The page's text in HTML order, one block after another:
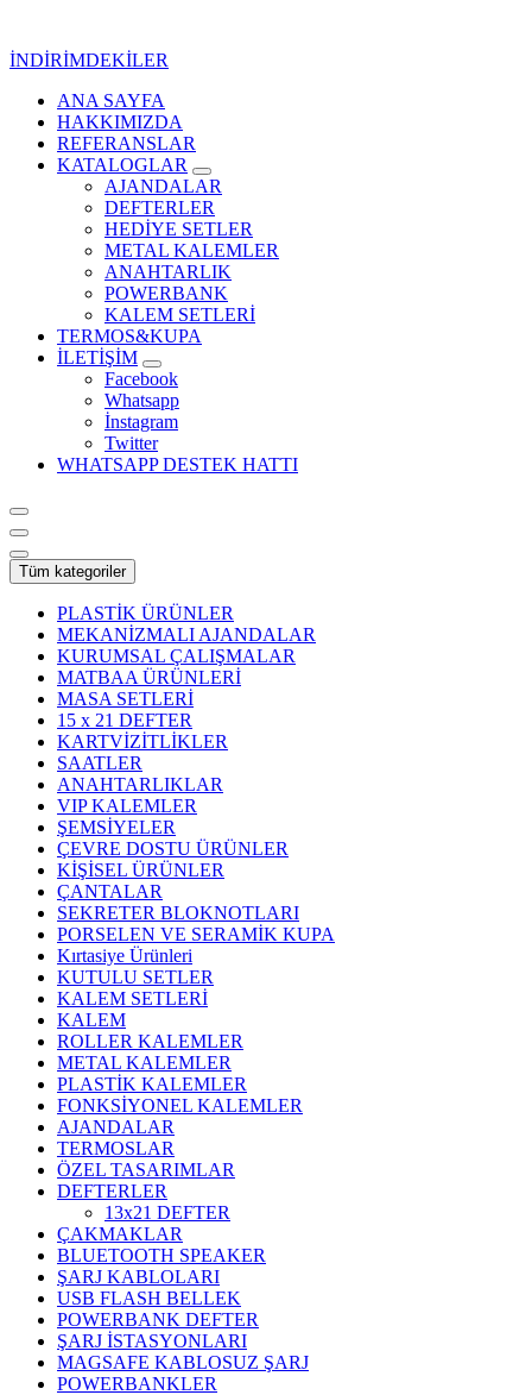
İNDİRİMDEKİLER
Kurumsal Promosyon-Hediyelik
ANA SAYFA
HAKKIMIZDA
REFERANSLAR
KATALOGLAR
AJANDALAR
DEFTERLER
HEDİYE SETLER
METAL KALEMLER
ANAHTARLIK
POWERBANK
KALEM SETLERİ
TERMOS&KUPA
İLETİŞİM
Facebook
Whatsapp
İnstagram
Twitter
WHATSAPP DESTEK HATTI
Tüm kategoriler
PLASTİK ÜRÜNLER
MEKANİZMALI AJANDALAR
KURUMSAL ÇALIŞMALAR
MATBAA ÜRÜNLERİ
MASA SETLERİ
15 x 21 DEFTER
KARTVİZİTLİKLER
SAATLER
ANAHTARLIKLAR
VIP KALEMLER
ŞEMSİYELER
ÇEVRE DOSTU ÜRÜNLER
KİŞİSEL ÜRÜNLER
ÇANTALAR
SEKRETER BLOKNOTLARI
PORSELEN VE SERAMİK KUPA
Kırtasiye Ürünleri
KUTULU SETLER
KALEM SETLERİ
KALEM
ROLLER KALEMLER
METAL KALEMLER
PLASTİK KALEMLER
FONKSİYONEL KALEMLER
AJANDALAR
TERMOSLAR
ÖZEL TASARIMLAR
DEFTERLER
13x21 DEFTER
ÇAKMAKLAR
BLUETOOTH SPEAKER
ŞARJ KABLOLARI
USB FLASH BELLEK
POWERBANK DEFTER
ŞARJ İSTASYONLARI
MAGSAFE KABLOSUZ ŞARJ
POWERBANKLER